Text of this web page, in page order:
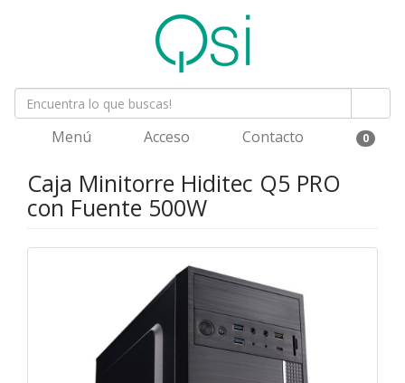
Menú Acceso Contacto 0
Caja Minitorre Hiditec Q5 PRO
con Fuente 500W